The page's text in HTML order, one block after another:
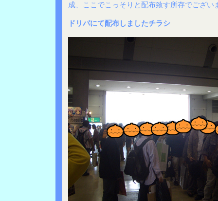
成、ここでこっそりと配布致す所存でござい
ドリパにて配布しましたチラシ